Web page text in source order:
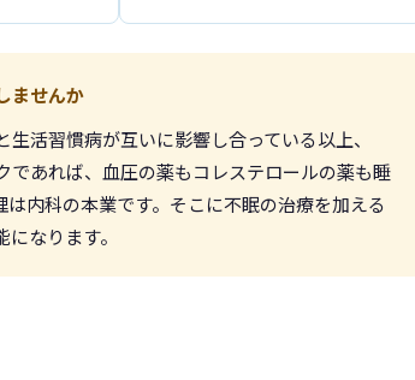
ませんか
活習慣病が互いに影響し合っている以上、
あれば、血圧の薬もコレステロールの薬も睡
内科の本業です。そこに不眠の治療を加える
なります。